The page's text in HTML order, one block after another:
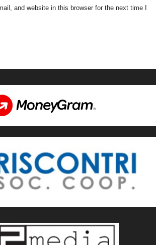
and website in this browser for the next time I